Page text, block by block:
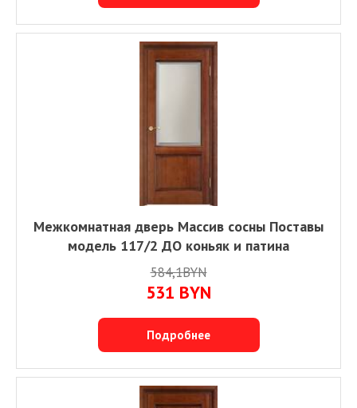
Межкомнатная дверь Массив сосны Поставы
модель 117/2 ДО коньяк и патина
584,1BYN
531 BYN
Подробнее